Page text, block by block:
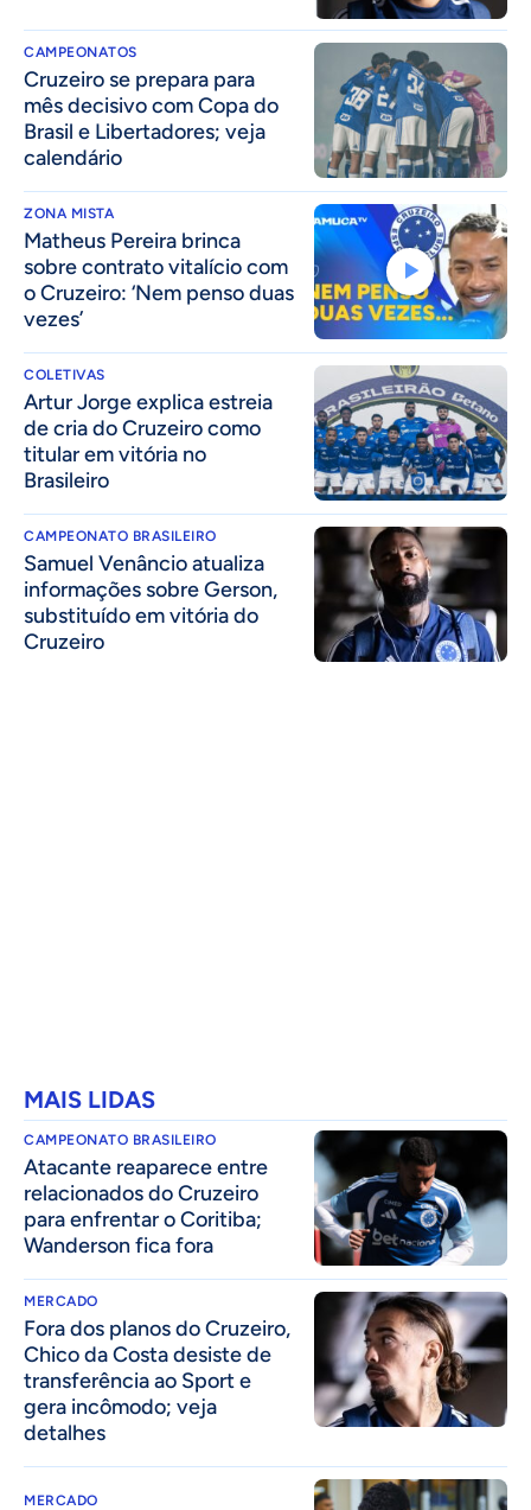
CAMPEONATOS
Cruzeiro se prepara para
mês decisivo com Copa do
Brasil e Libertadores; veja
calendário
ZONA MISTA
Matheus Pereira brinca
sobre contrato vitalício com
o Cruzeiro: ‘Nem penso duas
vezes’
COLETIVAS
Artur Jorge explica estreia
de cria do Cruzeiro como
titular em vitória no
Brasileiro
CAMPEONATO BRASILEIRO
Samuel Venâncio atualiza
informações sobre Gerson,
substituído em vitória do
Cruzeiro
MAIS LIDAS
CAMPEONATO BRASILEIRO
Atacante reaparece entre
relacionados do Cruzeiro
para enfrentar o Coritiba;
Wanderson fica fora
MERCADO
Fora dos planos do Cruzeiro,
Chico da Costa desiste de
transferência ao Sport e
gera incômodo; veja
detalhes
MERCADO